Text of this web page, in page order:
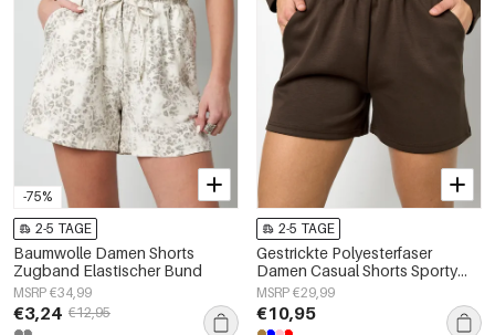
-75%
2-5 TAGE
Baumwolle Damen Shorts
Zugband Elastischer Bund
MSRP €34,99
€3,24 €12,95
2-5 TAGE
Gestrickte Polyesterfaser
Damen Casual Shorts Sporty
Einfarbig
MSRP €29,99
€10,95